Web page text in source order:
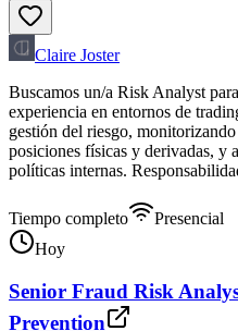
Claire Joster
Buscamos un/a Risk Analyst
experiencia en entornos de
gestión del riesgo,
posiciones físicas y derivadas, y
políticas internas.
Tiempo completo
Presencial
Hoy
Senior Fraud Risk
Prevention